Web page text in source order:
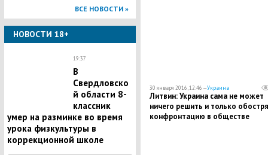
ВСЕ НОВОСТИ »
НОВОСТИ 18+
19:37
В
Свердловско
й области 8-
классник
умер на разминке во время
урока физкультуры в
коррекционной школе
30 января 2016, 12:46 —Украина
Литвин: Украина сама не может
ничего решить и только
конфронтацию в обществе